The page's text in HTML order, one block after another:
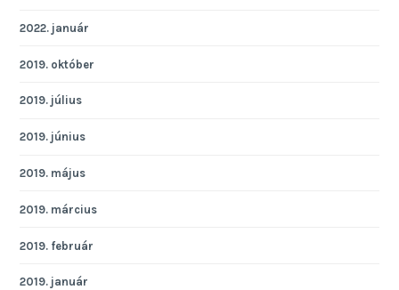
2022. január
2019. október
2019. július
2019. június
2019. május
2019. március
2019. február
2019. január